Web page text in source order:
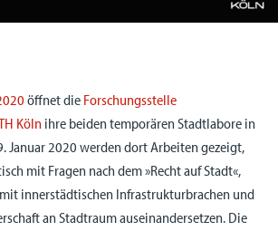
öffnet die Forschungsstelle
Kölnihre beiden temporären Stadtlabore in
Januar 2020 werden dort Arbeiten gezeigt,
mit Fragen nach dem »Recht auf Stadt«,
innerstädtischen Infrastrukturbrachen und
an Stadtraum auseinandersetzen. Die